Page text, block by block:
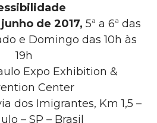
de 2017, 5ª a 6ª das
e Domingo das 10h às
19h
Expo Exhibition &
Center
dos Imigrantes, Km 1,5 –
– SP – Brasil